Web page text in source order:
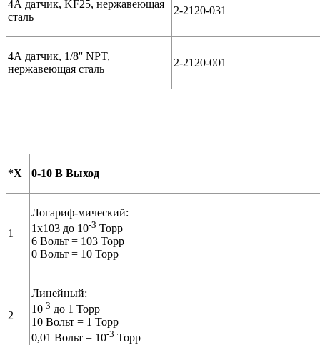
4А датчик, KF25, нержавеющая
сталь
2-2120-031
4А датчик, 1/8'' NPT,
нержавеющая сталь
2-2120-001
*X 0-10 В Выход
1
Логариф-мический:
1х103 до 10-3 Торр
6 Вольт = 103 Торр
0 Вольт = 10 Торр
2
Линейный:
10-3 до 1 Торр
10 Вольт = 1 Торр
0,01 Вольт = 10-3 Торр